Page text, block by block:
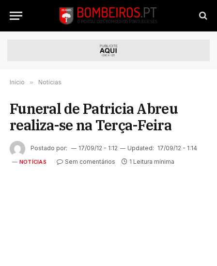
Início » Notícias
Funeral de Patricia Abreu
realiza-se na Terça-Feira
Postado por: 17/09/12 - 1:12 Updated: 17/09/12 - 1:14
NOTÍCIAS Sem comentários 1 Leitura mínima